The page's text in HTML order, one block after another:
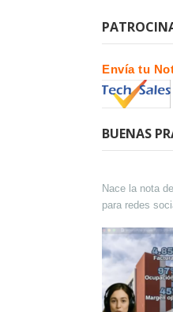
Envía tu
BUENAS
Nace la nota
para redes